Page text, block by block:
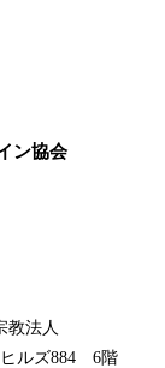
ン協会
教法人
ヒルズ884 6階